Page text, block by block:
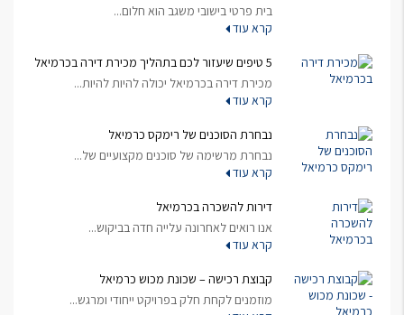
בית פרטי בישובי משגב הוא חלום...
קרא עוד
5 טיפים שיעזור לכם בתהליך מכירת דירה בכרמיאל
מכירת דירה בכרמיאל יכולה להיות להיות...
קרא עוד
נבחרת הסוכנים של רימקס כרמיאל
נבחרת מרשימה של סוכנים מקצועיים של...
קרא עוד
דירות להשכרה בכרמיאל
אנו רואים לאחרונה עלייה חדה בביקוש...
קרא עוד
קבוצת רכישה – שכונת מכוש כרמיאל
מוזמנים לקחת חלק בפרויקט ייחודי ומרגש...